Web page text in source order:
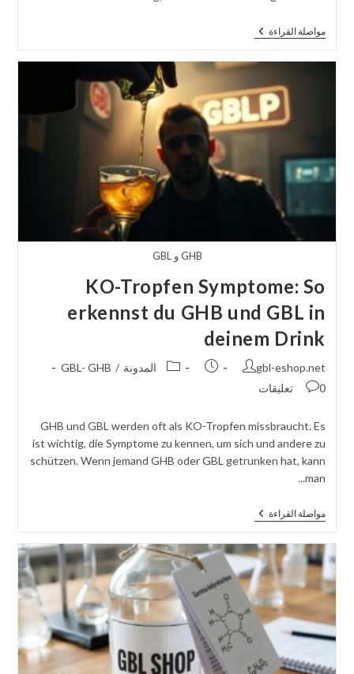
مواصلة القراءةDie
GBL
Aktuelle
Trends
Und
Entwicklungen
GHB و GBL
KO-Tropfen Symptome: So
erkennst du GHB und GBL in
deinem Drink
مؤلف
المنشور:
gbl-eshop.net
تم
فئة
المدونة /
GBL- GHB
نشر
0 تعليقات
GHB und GBL werden oft als KO-Tropfen missbraucht. Es
ist wichtig, die Symptome zu kennen, um sich und andere zu
schützen. Wenn jemand GHB oder GBL getrunken hat, kann
man...
مواصلة القراءةKO-
Tropfen
So
Erkennst
Du
GHB
Und
GBL
In
Deinem